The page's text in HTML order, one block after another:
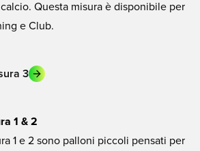
Questa misura è disponibile per
e Club.
3
1 & 2
1 e 2 sono palloni piccoli pensati per